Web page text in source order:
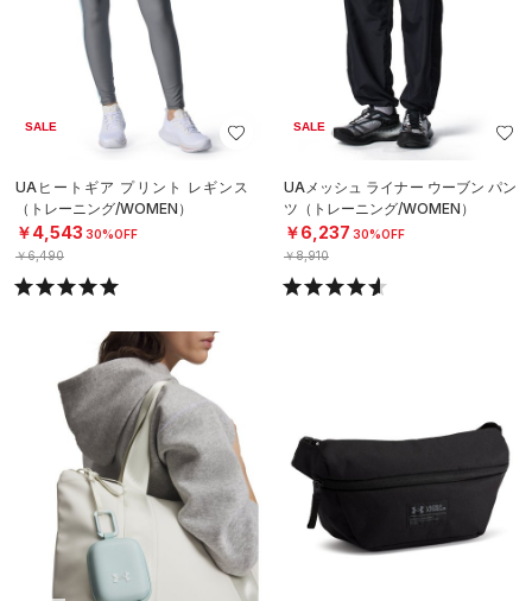
SALE
UAヒートギア プリント レギンス
（トレーニング/WOMEN）
￥4,543 30%OFF
￥6,490
SALE
UAメッシュ ライナー ウーブン パン
ツ（トレーニング/WOMEN）
￥6,237 30%OFF
￥8,910